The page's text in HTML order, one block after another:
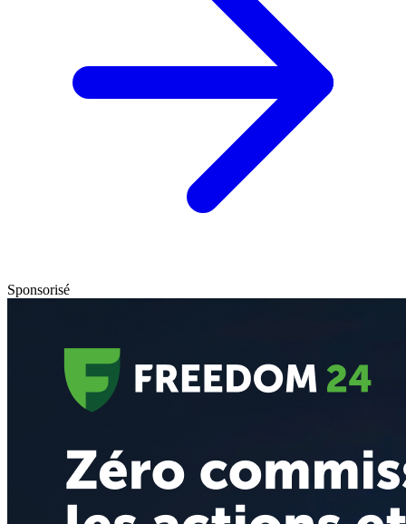
Sponsorisé